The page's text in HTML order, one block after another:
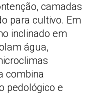
camadas
para cultivo. Em
inclinado em
água,
combina
pedológico e